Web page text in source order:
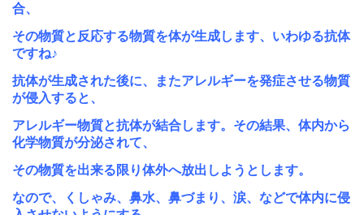
合、
その物質と反応する物質を体が生成します、いわゆる抗体
ですね♪
抗体が生成された後に、またアレルギーを発症させる物質
が侵入すると、
アレルギー物質と抗体が結合します。その結果、体内から
化学物質が分泌されて、
その物質を出来る限り体外へ放出しようとします。
なので、くしゃみ、鼻水、鼻づまり、涙、などで体内に侵